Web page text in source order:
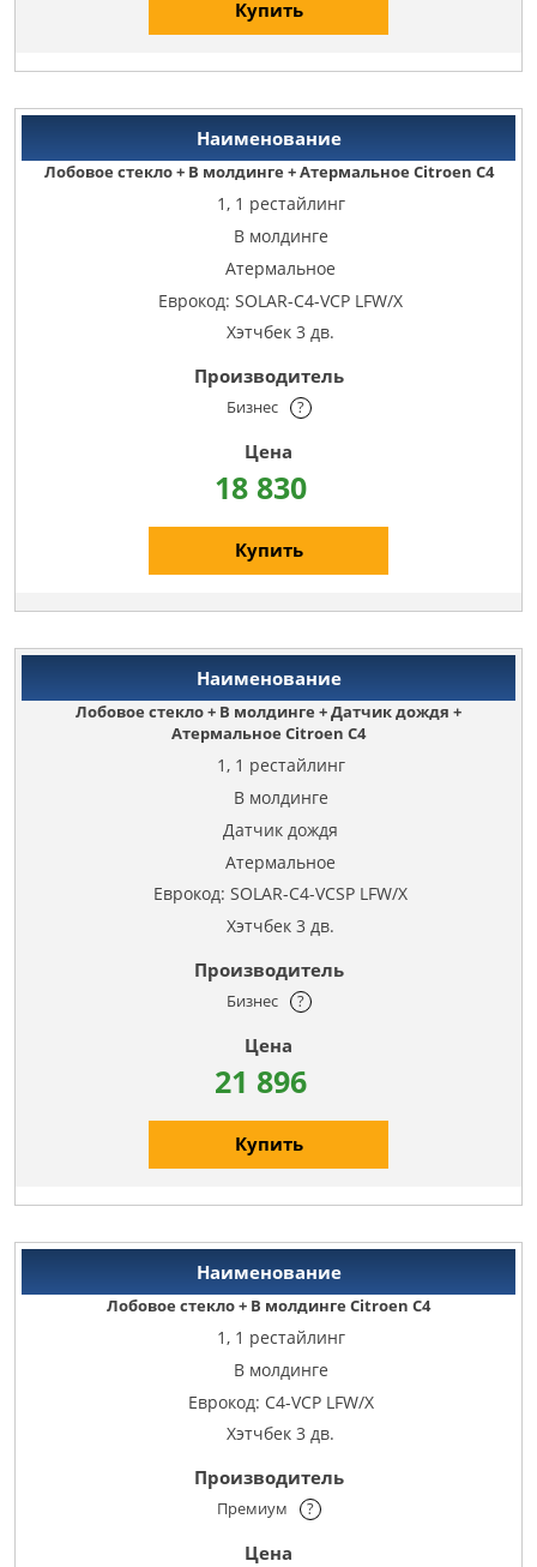
Купить
Лобовое стекло + В молдинге + Атермальное Citroen C4
1, 1 рестайлинг
В молдинге
Атермальное
Еврокод: SOLAR-C4-VCP LFW/X
Хэтчбек 3 дв.
Бизнес ?
18 830
Купить
Лобовое стекло + В молдинге + Датчик дождя +
Атермальное Citroen C4
1, 1 рестайлинг
В молдинге
Датчик дождя
Атермальное
Еврокод: SOLAR-C4-VCSP LFW/X
Хэтчбек 3 дв.
Бизнес ?
21 896
Купить
Лобовое стекло + В молдинге Citroen C4
1, 1 рестайлинг
В молдинге
Еврокод: C4-VCP LFW/X
Хэтчбек 3 дв.
Премиум ?